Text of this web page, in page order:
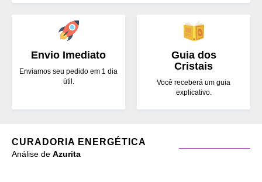
Envio Imediato
Enviamos seu pedido em 1 dia
útil.
Guia dos
Cristais
Você receberá um guia
explicativo.
CURADORIA ENERGÉTICA
Análise de Azurita